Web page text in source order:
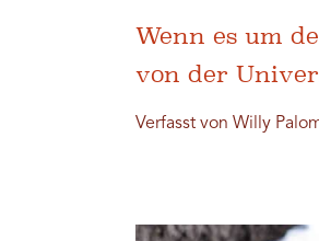
Wenn es um
von der
Verfasst von Willy